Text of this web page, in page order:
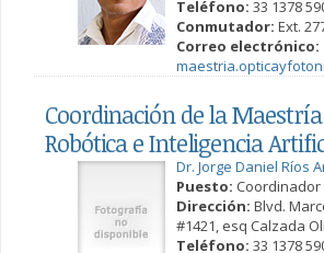
Teléfono: 33 1378
Conmutador: Ext.
Correo electrónico:
Coordinación de la
Robótica e Inteligencia
Dr. Jorge Daniel Ríos
Puesto:
Dirección: Blvd.
#1421, esq Calzada
Teléfono: 33 1378